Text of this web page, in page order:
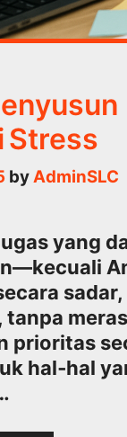
Stress
byAdminSLC
yang
tanpa
prioritas
hal‑hal